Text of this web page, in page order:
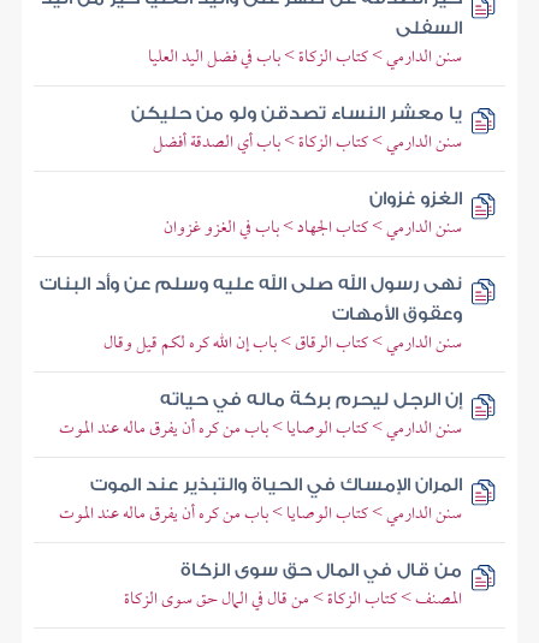
السفلى
سنن الدارمي > كتاب الزكاة > باب في فضل اليد العليا
يا معشر النساء تصدقن ولو من حليكن
سنن الدارمي > كتاب الزكاة > باب أي الصدقة أفضل
الغزو غزوان
سنن الدارمي > كتاب الجهاد > باب في الغزو غزوان
نهى رسول الله صلى الله عليه وسلم عن وأد البنات
وعقوق الأمهات
سنن الدارمي > كتاب الرقاق > باب إن الله كره لكم قيل وقال
إن الرجل ليحرم بركة ماله في حياته
سنن الدارمي > كتاب الوصايا > باب من كره أن يفرق ماله عند الموت
المران الإمساك في الحياة والتبذير عند الموت
سنن الدارمي > كتاب الوصايا > باب من كره أن يفرق ماله عند الموت
من قال في المال حق سوى الزكاة
المصنف > كتاب الزكاة > من قال في المال حق سوى الزكاة